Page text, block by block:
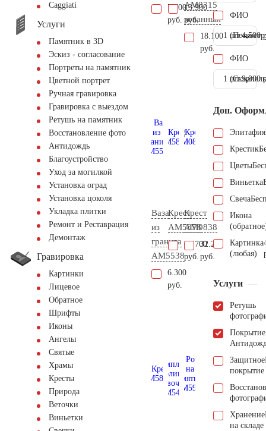
Сaggiati
Услуги
Памятник в 3D
Эскиз - согласование
Портреты на памятник
Цветной портрет
Ручная гравировка
Гравировка с выездом
Ретушь на памятник
Восстановление фото
Антидождь
Благоустройство
Уход за могилкой
Установка оград
Установка цоколя
Укладка плитки
Ремонт и Реставрация
Демонтаж
Гравировка
Картинки
Лицевое
Обратное
Шрифты
Иконы
Ангелы
Святые
Храмы
Кресты
Природа
Веточки
Виньетки
7.700
руб.
13.900
руб.
AM0715
кованный
18.100
руб.
Ваза
из
гранита
AM5538
6.300
руб.
Крест
AM5878
43.700
руб.
Крест
AM0838
32.200
руб.
ФИО
1 шт.4.500
ФИО
1 шт.9.000
Доп.
Эпитафия
Крестик
Цветы
Виньетка
Свеча
Икона
Картинка
(любая)
Услуги
Ретушь
Покрытие
Защитное
покрытие
Хранение
на складе